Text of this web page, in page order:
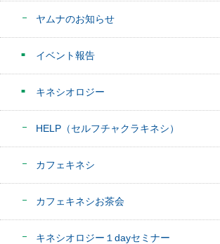
ヤムナのお知らせ
イベント報告
キネシオロジー
HELP（セルフチャクラキネシ）
カフェキネシ
カフェキネシお茶会
キネシオロジー１dayセミナー